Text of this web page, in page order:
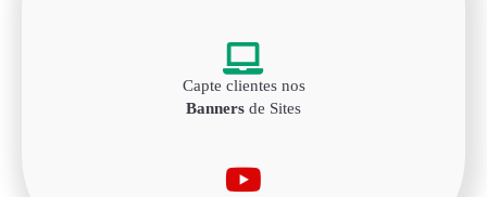
Capte clientes nos
Banners de Sites